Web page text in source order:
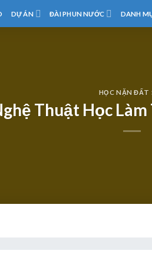
DỰ ÁN ĐÀI PHUN NƯỚC DANH
HỌC NẶN ĐẤT
Thuật Học